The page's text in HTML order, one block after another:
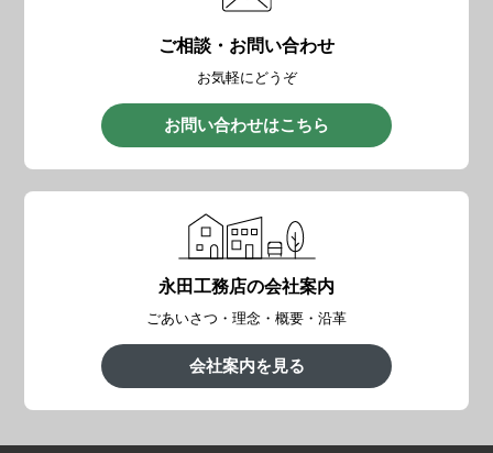
ご相談・お問い合わせ
お気軽にどうぞ
お問い合わせはこちら
永田工務店の会社案内
ごあいさつ・理念・概要・沿革
会社案内を見る